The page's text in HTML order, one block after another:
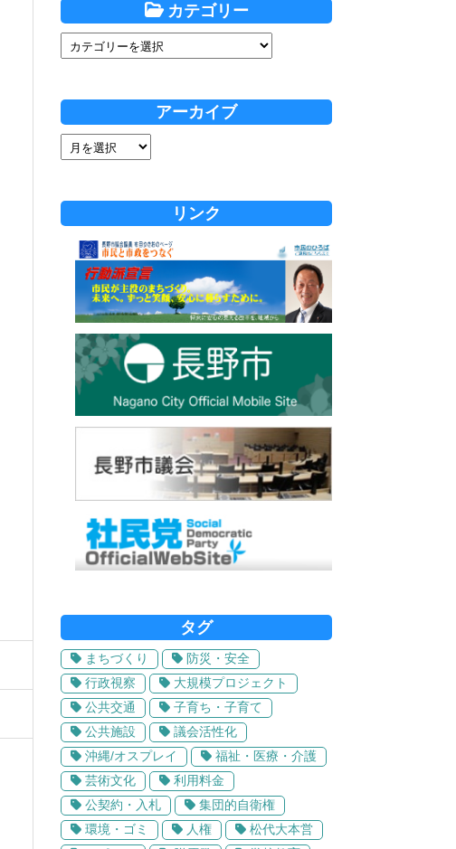
カテゴリー
アーカイブ
リンク
タグ
まちづくり
防災・安全
行政視察
大規模プロジェクト
公共交通
子育ち・子育て
公共施設
議会活性化
沖縄/オスプレイ
福祉・医療・介護
芸術文化
利用料金
公契約・入札
集団的自衛権
環境・ゴミ
人権
松代大本営